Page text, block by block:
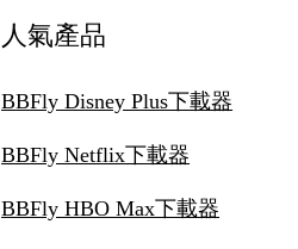
人氣產品
BBFly Disney Plus下載器
BBFly Netflix下載器
BBFly HBO Max下載器